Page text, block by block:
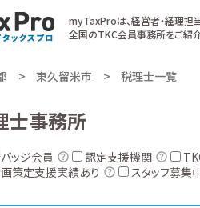
myTaxProは、経営者・経理担
全国のTKC会員事務所をご紹介
東久留米市 税理士一覧
士事務所
ッジ会員 認定支援機関
策定支援実績あり
スタッフ募集